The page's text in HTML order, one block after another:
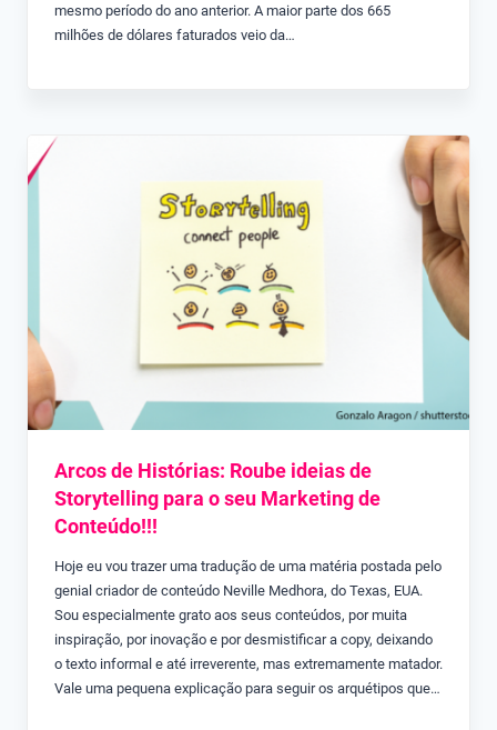
mesmo período do ano anterior. A maior parte dos 665
milhões de dólares faturados veio da…
Arcos de Histórias: Roube ideias de
Storytelling para o seu Marketing de
Conteúdo!!!
Hoje eu vou trazer uma tradução de uma matéria postada pelo
genial criador de conteúdo Neville Medhora, do Texas, EUA.
Sou especialmente grato aos seus conteúdos, por muita
inspiração, por inovação e por desmistificar a copy, deixando
o texto informal e até irreverente, mas extremamente matador.
Vale uma pequena explicação para seguir os arquétipos que…